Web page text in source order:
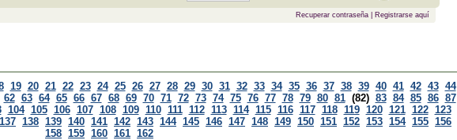
Recuperar contraseña| Registrarse aquí
19 20 21 22 23 24 25 26 27 28 29 30 31 32 33 34 35 36 37 38 39 40 41 42 43 44
62 63 64 65 66 67 68 69 70 71 72 73 74 75 76 77 78 79 80 81 (82) 83 84 85 86 87
104 105 106 107 108 109 110 111 112 113 114 115 116 117 118 119 120 121 122 123
137 138 139 140 141 142 143 144 145 146 147 148 149 150 151 152 153 154 155 156
158 159 160 161 162